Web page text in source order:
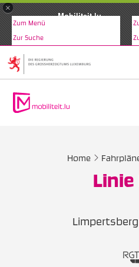
×
Mobiliteit.lu
Zum Menü
Zur Suche
Home
Linie